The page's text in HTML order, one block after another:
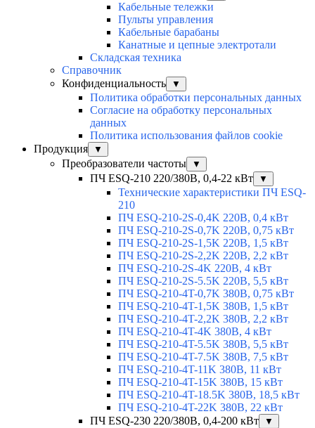
Кабельные тележки
Пульты управления
Кабельные барабаны
Канатные и цепные электротали
Складская техника
Справочник
Конфиденциальность
▼
Политика обработки персональных данных
Согласие на обработку персональных
данных
Политика использования файлов cookie
Продукция
▼
Преобразователи частоты ▼
ПЧ ESQ-210 220/380В, 0,4-22 кВт ▼
Технические характеристики ПЧ ESQ-
210
ПЧ ESQ-210-2S-0,4K 220В, 0,4 кВт
ПЧ ESQ-210-2S-0,7K 220В, 0,75 кВт
ПЧ ESQ-210-2S-1,5K 220В, 1,5 кВт
ПЧ ESQ-210-2S-2,2K 220В, 2,2 кВт
ПЧ ESQ-210-2S-4K 220В, 4 кВт
ПЧ ESQ-210-2S-5.5K 220В, 5,5 кВт
ПЧ ESQ-210-4T-0,7K 380В, 0,75 кВт
ПЧ ESQ-210-4T-1,5K 380В, 1,5 кВт
ПЧ ESQ-210-4T-2,2K 380В, 2,2 кВт
ПЧ ESQ-210-4T-4K 380В, 4 кВт
ПЧ ESQ-210-4T-5.5K 380В, 5,5 кВт
ПЧ ESQ-210-4T-7.5K 380В, 7,5 кВт
ПЧ ESQ-210-4T-11K 380В, 11 кВт
ПЧ ESQ-210-4T-15K 380В, 15 кВт
ПЧ ESQ-210-4T-18.5K 380В, 18,5 кВт
ПЧ ESQ-210-4T-22K 380В, 22 кВт
ПЧ ESQ-230 220/380В, 0,4-200 кВт
▼